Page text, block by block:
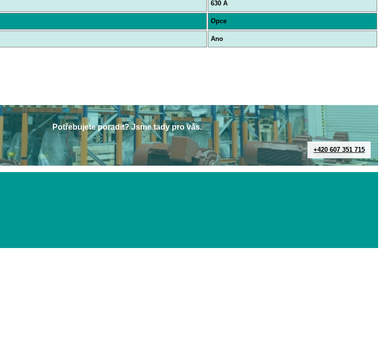
630 A
Opce
Ano
Potřebujete poradit? Jsme tady pro vás.
+420 607 351 715